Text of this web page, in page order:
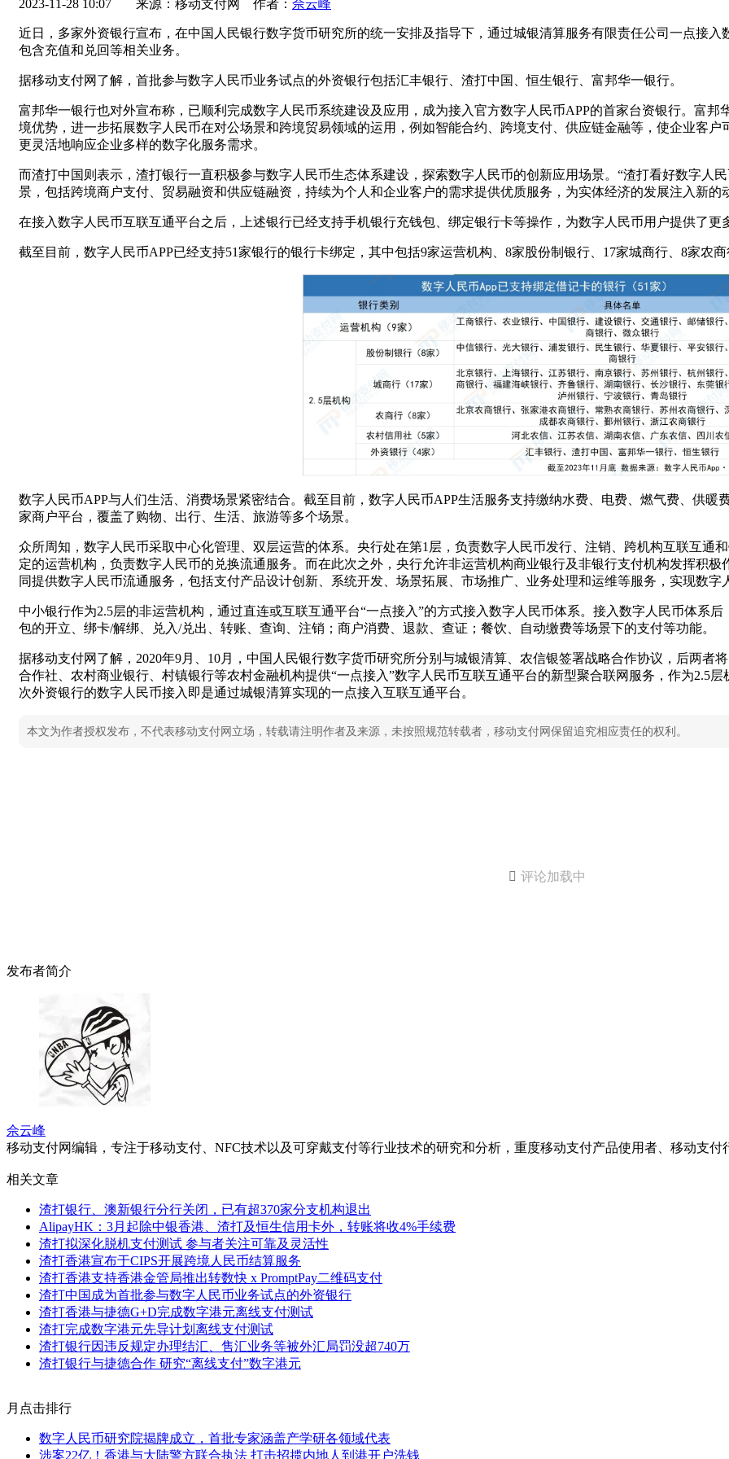
2023-11-28 10:07 来源：移动支付网 作者： 佘云峰
近日，多家外资银行宣布，在中国人民银行数字货币研究所的统一安排及指导下，通过城银清算服务有限责任公司一点接入
包含充值和兑回等相关业务。
据移动支付网了解，首批参与数字人民币业务试点的外资银行包括汇丰银行、渣打中国、恒生银行、富邦华一银行。
富邦华一银行也对外宣布称，已顺利完成数字人民币系统建设及应用，成为接入官方数字人民币APP的首家台资银行。富
境优势，进一步拓展数字人民币在对公场景和跨境贸易领域的运用，例如智能合约、跨境支付、供应链金融等，使企业客户
更灵活地响应企业多样的数字化服务需求。
而渣打中国则表示，渣打银行一直积极参与数字人民币生态体系建设，探索数字人民币的创新应用场景。“渣打看好数字人
景，包括跨境商户支付、贸易融资和供应链融资，持续为个人和企业客户的需求提供优质服务，为实体经济的发展注入新的
在接入数字人民币互联互通平台之后，上述银行已经支持手机银行充钱包、绑定银行卡等操作，为数字人民币用户提供了更
截至目前，数字人民币APP已经支持51家银行的银行卡绑定，其中包括9家运营机构、8家股份制银行、17家城商行、8家农
数字人民币APP与人们生活、消费场景紧密结合。截至目前，数字人民币APP生活服务支持缴纳水费、电费、燃气费、供暖
家商户平台，覆盖了购物、出行、生活、旅游等多个场景。
众所周知，数字人民币采取中心化管理、双层运营的体系。央行处在第1层，负责数字人民币发行、注销、跨机构互联互通
定的运营机构，负责数字人民币的兑换流通服务。而在此次之外，央行允许非运营机构商业银行及非银行支付机构发挥积
同提供数字人民币流通服务，包括支付产品设计创新、系统开发、场景拓展、市场推广、业务处理和运维等服务，实现数字
中小银行作为2.5层的非运营机构，通过直连或互联互通平台“一点接入”的方式接入数字人民币体系。接入数字人民币体系
包的开立、绑卡/解绑、兑入/兑出、转账、查询、注销；商户消费、退款、查证；餐饮、自动缴费等场景下的支付等功能。
据移动支付网了解，2020年9月、10月，中国人民银行数字货币研究所分别与城银清算、农信银签署战略合作协议，后两者
合作社、农村商业银行、村镇银行等农村金融机构提供“一点接入”数字人民币互联互通平台的新型聚合联网服务，作为2.5
次外资银行的数字人民币接入即是通过城银清算实现的一点接入互联互通平台。
本文为作者授权发布，不代表移动支付网立场，转载请注明作者及来源，未按照规范转载者，移动支付网保留追究相应责任的权利。
 评论加载中
发布者简介
佘云峰
移动支付网编辑，专注于移动支付、NFC技术以及可穿戴支付等行业技术的研究和分析，重度移动支付产品使用者、移动支付
相关文章
渣打银行、澳新银行分行关闭，已有超370家分支机构退出
AlipayHK：3月起除中银香港、渣打及恒生信用卡外，转账将收4%手续费
渣打拟深化脱机支付测试 参与者关注可靠及灵活性
渣打香港宣布于CIPS开展跨境人民币结算服务
渣打香港支持香港金管局推出转数快 x PromptPay二维码支付
渣打中国成为首批参与数字人民币业务试点的外资银行
渣打香港与捷德G+D完成数字港元离线支付测试
渣打完成数字港元先导计划离线支付测试
渣打银行因违反规定办理结汇、售汇业务等被外汇局罚没超740万
渣打银行与捷德合作 研究“离线支付”数字港元
月点击排行
数字人民币研究院揭牌成立，首批专家涵盖产学研各领域代表
涉案22亿！香港与大陆警方联合执法 打击招揽内地人到港开户洗钱